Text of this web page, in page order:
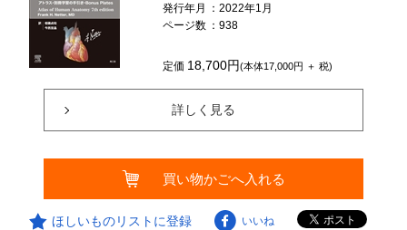
発行年月
：2022年1月
ページ数 ：938
定価 18,700円(本体17,000円 ＋ 税)
詳しく見る
買い物かごへ入れる
ほしいものリストに登録 いいね